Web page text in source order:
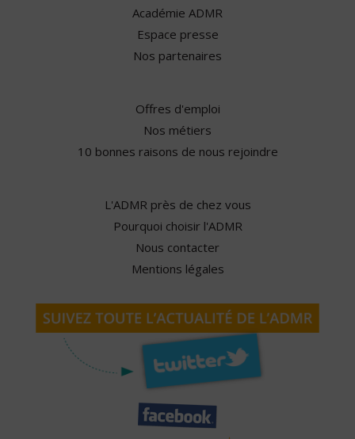
Académie ADMR
Espace presse
Nos partenaires
Offres d'emploi
Nos métiers
10 bonnes raisons de nous rejoindre
L'ADMR près de chez vous
Pourquoi choisir l'ADMR
Nous contacter
Mentions légales